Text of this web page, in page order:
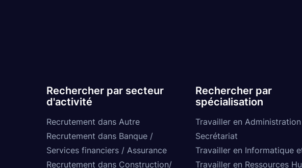
Rechercher par secteur
d'activité
Recrutement dans Autre
Recrutement dans Banque /
Services financiers / Assurance
Recrutement dans Construction/
Rechercher par
spécialisation
Travailler en
Secrétariat
Travailler en Informatique
Travailler en Ressources